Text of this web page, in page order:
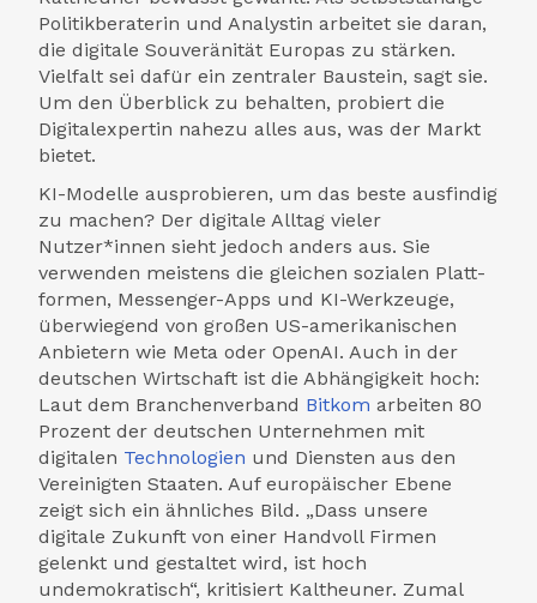
Politik­beraterin und Analystin arbeitet sie daran,
die digitale Souveränität Europas zu stärken.
Vielfalt sei dafür ein zentraler Baustein, sagt sie.
Um den Überblick zu behalten, probiert die
Digital­expertin nahezu alles aus, was der Markt
bietet.
KI-Modelle ausprobieren, um das beste ausfindig
zu machen? Der digitale Alltag vieler
Nutzer*innen sieht jedoch anders aus. Sie
verwenden meistens die gleichen sozialen Platt­
formen, Messenger-Apps und KI-Werkzeuge,
überwiegend von großen US-amerikanischen
Anbietern wie Meta oder OpenAI. Auch in der
deutschen Wirtschaft ist die Abhängigkeit hoch:
Laut dem Branchen­verband Bitkom arbeiten 80
Prozent der deutschen Unternehmen mit
digitalen Technologien und Diensten aus den
Vereinigten Staaten. Auf europäischer Ebene
zeigt sich ein ähnliches Bild. „Dass unsere
digitale Zukunft von einer Handvoll Firmen
gelenkt und gestaltet wird, ist hoch
undemokratisch“, kritisiert Kaltheuner. Zumal